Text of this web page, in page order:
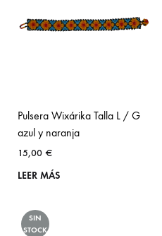
Pulsera Wixárika Talla L / G
azul y naranja
15,00 €
LEER MÁS
SIN
STOCK